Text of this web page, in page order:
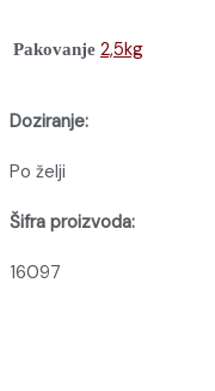
Pakovanje 2,5kg
Doziranje:
Po želji
Šifra proizvoda:
16097